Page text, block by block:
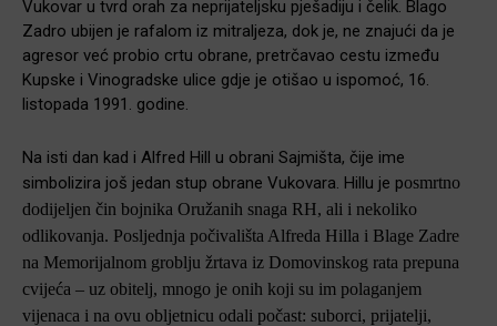
Vukovar u tvrd orah za neprijateljsku pješadiju i čelik. Blago
Zadro ubijen je rafalom iz mitraljeza, dok je, ne znajući da je
agresor već probio crtu obrane, pretrčavao cestu između
Kupske i Vinogradske ulice gdje je otišao u ispomoć, 16.
listopada 1991. godine.
Na isti dan kad i Alfred Hill u obrani Sajmišta, čije ime
simbolizira još jedan stup obrane Vukovara. Hillu je posmrtno
dodijeljen čin bojnika Oružanih snaga RH, ali i nekoliko
odlikovanja. Posljednja počivališta Alfreda Hilla i Blage Zadre
na Memorijalnom groblju žrtava iz Domovinskog rata prepuna
cvijeća – uz obitelj, mnogo je onih koji su im polaganjem
vijenaca i na ovu obljetnicu odali počast: suborci, prijatelji,